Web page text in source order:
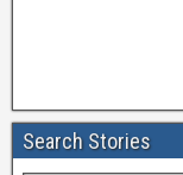
Search Stories